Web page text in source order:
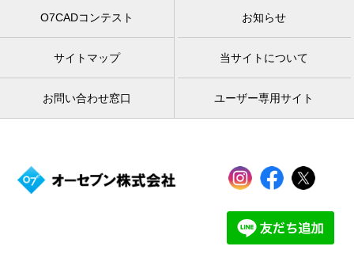
O7CADコンテスト お知らせ
サイトマップ 当サイトについて
お問い合わせ窓口 ユーザー専用サイト